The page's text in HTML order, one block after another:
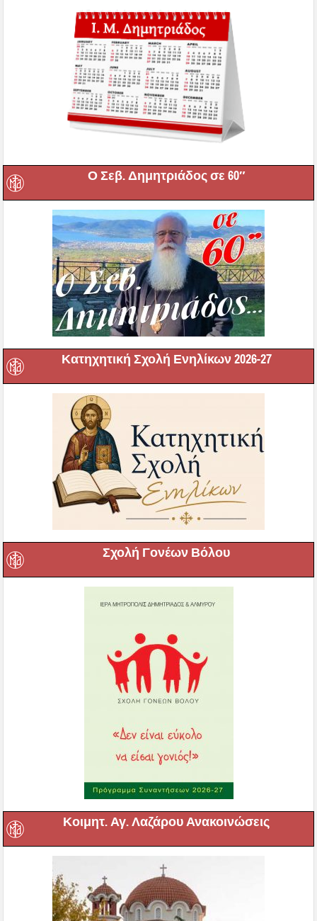
Ο Σεβ. Δημητριάδος σε 60″
Κατηχητική Σχολή Ενηλίκων 2026-27
Σχολή Γονέων Βόλου
Κοιμητ. Αγ. Λαζάρου Ανακοινώσεις